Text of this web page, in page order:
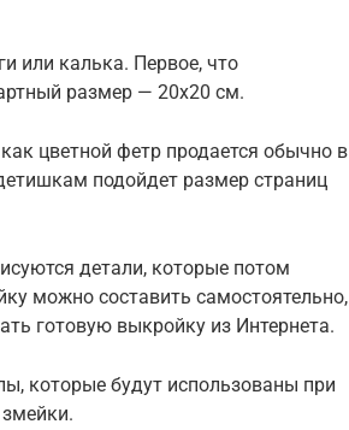
или калька. Первое, что
размер — 20х20 см.
цветной фетр продается обычно в
подойдет размер страниц
детали, которые потом
можно составить самостоятельно,
готовую выкройку из Интернета.
которые будут использованы при